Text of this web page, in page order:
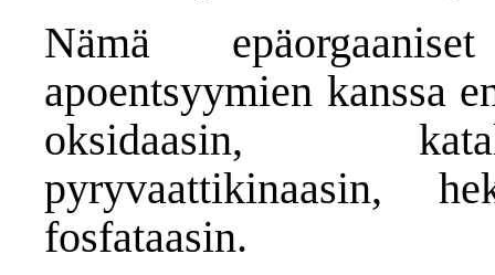
Nämä
apoentsyymien kanssa
oksidaasin,
pyryvaattikinaasin,
fosfataasin.